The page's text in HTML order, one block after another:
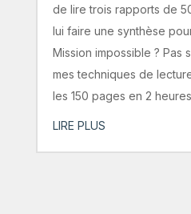
de lire trois rapports de
lui faire une synthèse
Mission impossible ? Pas
mes techniques de
les 150 pages en 2
LIRE PLUS